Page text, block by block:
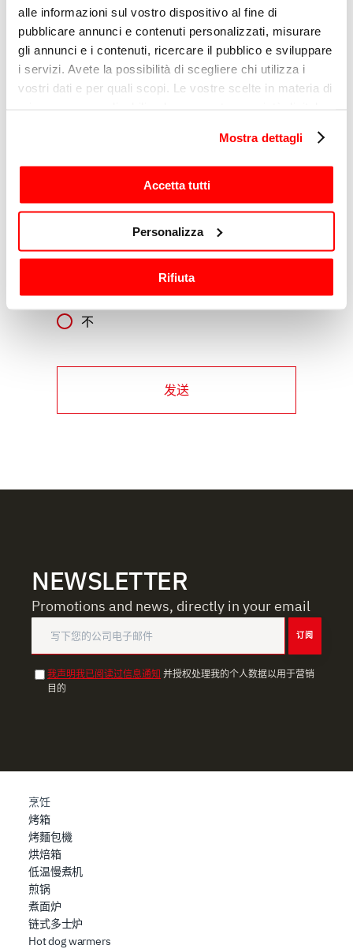
alle informazioni sul vostro dispositivo al fine di
pubblicare annunci e contenuti personalizzati, misurare
gli annunci e i contenuti, ricercare il pubblico e sviluppare
i servizi. Avete la possibilità di scegliere chi utilizza i
vostri dati e per quali scopi. Le vostre scelte in materia di
modificare o revocare il proprio consenso in qualsiasi
momento dalla Dichiarazione sui cookie o facendo clic
sull'icona di attivazione della privacy.
raccogliere informazioni sulla tua posizione
geografica, con un'approssimazione di qualche
Identificare il tuo dispositivo, scansionandolo
attivamente alla ricerca di caratteristiche specifiche
modificare o ritirare il tuo consenso in qualsiasi momento
dalla Dichiarazione sui cookie.
contenuti ed annunci, per fornire funzionalità dei social
combinarle con altre informazioni che ha fornito loro o
che hanno raccolto dal suo utilizzo dei loro servizi.
Mostra dettagli
Accetta tutti
Personalizza
Rifiuta
剖析
我声明，我同意Sirman处理我的个人数据，以便
不
数据，如隐私政策部分所示
不
发送
NEWSLETTER
Promotions and news, directly in your email
订阅
我声明我已阅读过信息通知 并授权处理我的个人数据以用于营销
目的
烹饪
烤箱
烤麵包機
烘焙箱
低温慢煮机
煎锅
煮面炉
链式多士炉
Hot dog warmers